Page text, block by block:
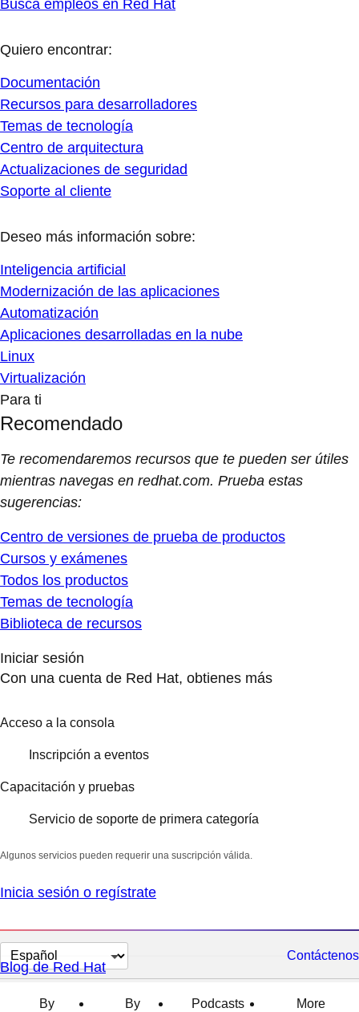
Busca empleos en Red Hat
Quiero encontrar:
Documentación
Recursos para desarrolladores
Temas de tecnología
Centro de arquitectura
Actualizaciones de seguridad
Soporte al cliente
Deseo más información sobre:
Inteligencia artificial
Modernización de las aplicaciones
Automatización
Aplicaciones desarrolladas en la nube
Linux
Virtualización
Para ti
Recomendado
Te recomendaremos recursos que te pueden ser útiles
mientras navegas en redhat.com. Prueba estas
sugerencias:
Centro de versiones de prueba de productos
Cursos y exámenes
Todos los productos
Temas de tecnología
Biblioteca de recursos
Iniciar sesión
Con una cuenta de Red Hat, obtienes más
Acceso a la consola
Inscripción a eventos
Capacitación y pruebas
Servicio de soporte de primera categoría
Algunos servicios pueden requerir una suscripción válida.
Inicia sesión o regístrate
Cambiar
el
idioma
Contáctenos
Blog de Red Hat
By
By
Podcasts
More